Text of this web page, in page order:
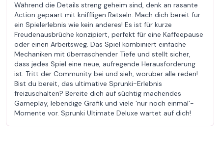
Während die Details streng geheim sind, denk an rasante
Action gepaart mit kniffligen Rätseln. Mach dich bereit für
ein Spielerlebnis wie kein anderes! Es ist für kurze
Freudenausbrüche konzipiert, perfekt für eine Kaffeepause
oder einen Arbeitsweg. Das Spiel kombiniert einfache
Mechaniken mit überraschender Tiefe und stellt sicher,
dass jedes Spiel eine neue, aufregende Herausforderung
ist. Tritt der Community bei und sieh, worüber alle reden!
Bist du bereit, das ultimative Sprunki-Erlebnis
freizuschalten? Bereite dich auf süchtig machendes
Gameplay, lebendige Grafik und viele 'nur noch einmal'-
Momente vor. Sprunki Ultimate Deluxe wartet auf dich!